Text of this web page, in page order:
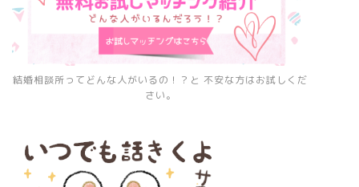
結婚相談所ってどんな人がいるの！？と 不安な方はお試しくだ
さい。